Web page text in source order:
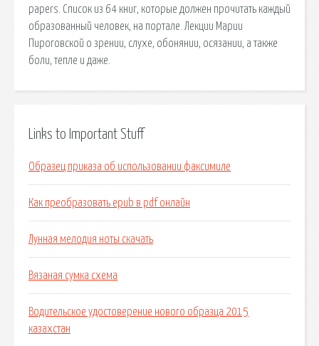
papers. Список из 64 книг, которые должен прочитать каждый
образованный человек, на портале. Лекции Марии
Пироговской о зрении, слухе, обонянии, осязании, а также
боли, тепле и даже.
Links to Important Stuff
Образец приказа об использовании факсимиле
Как преобразовать epub в pdf онлайн
Лунная мелодия ноты скачать
Вязаная сумка схема
Водительское удостоверение нового образца 2015
казахстан